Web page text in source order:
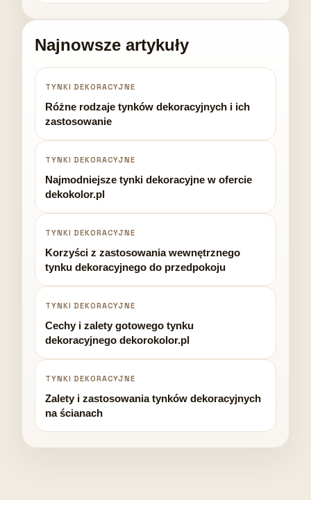
Najnowsze artykuły
TYNKI DEKORACYJNE
Różne rodzaje tynków dekoracyjnych i ich
zastosowanie
TYNKI DEKORACYJNE
Najmodniejsze tynki dekoracyjne w ofercie
dekokolor.pl
TYNKI DEKORACYJNE
Korzyści z zastosowania wewnętrznego
tynku dekoracyjnego do przedpokoju
TYNKI DEKORACYJNE
Cechy i zalety gotowego tynku
dekoracyjnego dekorokolor.pl
TYNKI DEKORACYJNE
Zalety i zastosowania tynków dekoracyjnych
na ścianach